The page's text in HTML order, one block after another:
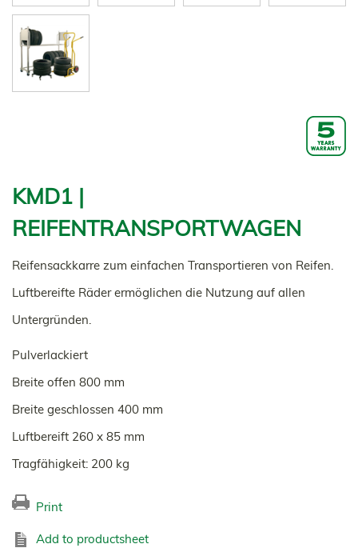
KMD1 |
REIFENTRANSPORTWAGEN
Reifensackkarre zum einfachen Transportieren von Reifen.
Luftbereifte Räder ermöglichen die Nutzung auf allen
Untergründen.
Pulverlackiert
Breite offen 800 mm
Breite geschlossen 400 mm
Luftbereift 260 x 85 mm
Tragfähigkeit: 200 kg
Print
Add to productsheet